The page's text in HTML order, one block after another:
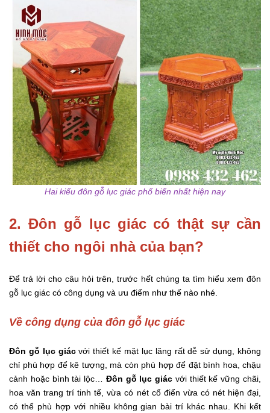
Hai kiểu đôn gỗ lục giác phổ biến nhất hiện nay
2. Đôn gỗ lục giác có thật sự cần
thiết cho ngôi nhà của bạn?
Để trả lời cho câu hỏi trên, trước hết chúng ta tìm hiểu xem đôn
gỗ lục giác có công dụng và ưu điểm như thế nào nhé.
Về công dụng của đôn gỗ lục giác
Đôn gỗ lục giácvới thiết kế mặt lục lăng rất dễ sử dụng, không
chỉ phù hợp để kê tượng, mà còn phù hợp để đặt bình hoa, chậu
cảnh hoặc bình tài lộc… Đôn gỗ lục giác với thiết kế vững chãi,
hoa văn trang trí tinh tế, vừa có nét cổ điển vừa có nét hiện đại,
có thể phù hợp với nhiều không gian bài trí khác nhau. Khi kết